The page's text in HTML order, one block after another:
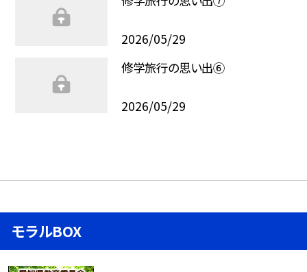
2026/05/29
修学旅行の思い出⑥
2026/05/29
モラルBOX